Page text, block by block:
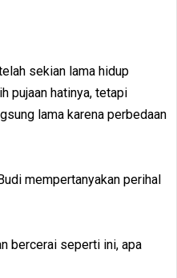
sekian lama hidup
pujaan hatinya, tetapi
lama karena perbedaan
mempertanyakan perihal
bercerai seperti ini, apa